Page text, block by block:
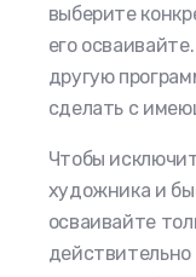
выберите
его
другую
сделать с
Чтобы
художника и
осваивайте